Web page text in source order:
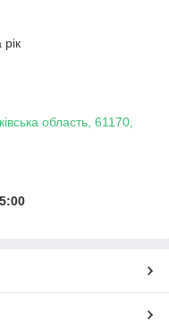
область, 61170,